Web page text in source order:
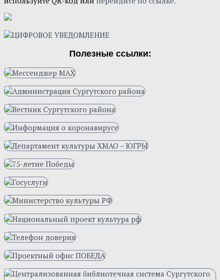
Полезные ссылки: